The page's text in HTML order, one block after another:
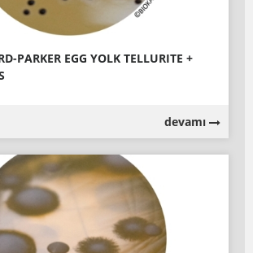
PARKER EGG YOLK TELLURITE +
devamı